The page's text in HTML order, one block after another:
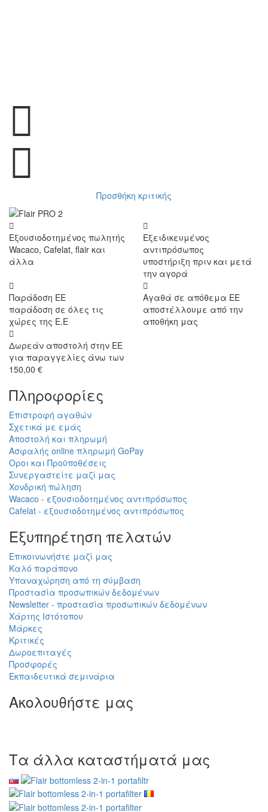
Προσθήκη κριτικής
Εξουσιοδοτημένος πωλητής
Wacaco, Cafelat, flair και
άλλα
Εξειδικευμένος
αντιπρόσωπος
υποστήριξη πριν και μετά
την αγορά
Παράδοση ΕΕ
παράδοση σε όλες τις
χώρες της Ε.Ε
Αγαθά σε απόθεμα ΕΕ
αποστέλλουμε από την
αποθήκη μας
Δωρεάν αποστολή στην ΕΕ
για παραγγελίες άνω των
150,00 €
Πληροφορίες
Επιστροφή αγαθών
Σχετικά με εμάς
Αποστολή και πληρωμή
Ασφαλής online πληρωμή GoPay
Οροι και Προϋποθέσεις
Συνεργαστείτε μαζί μας
Χονδρική πώληση
Wacaco - εξουσιοδοτημένος αντιπρόσωπος
Cafelat - εξουσιοδοτημένος αντιπρόσωπος
Εξυπηρέτηση πελατών
Επικοινωνήστε μαζί μας
Καλό παράπονο
Υπαναχώρηση από τη σύμβαση
Προστασία προσωπικών δεδομένων
Newsletter - προστασία προσωπικών δεδομένων
Χάρτης Ιστότοπου
Μάρκες
Κριτικές
Δωροεπιταγές
Προσφορές
Εκπαιδευτικά σεμινάρια
Ακολουθήστε μας
Τα άλλα καταστήματά μας